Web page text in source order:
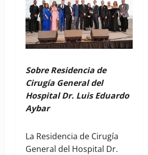
Sobre Residencia de
Cirugía General del
Hospital Dr. Luis Eduardo
Aybar
La Residencia de Cirugía
General del Hospital Dr.